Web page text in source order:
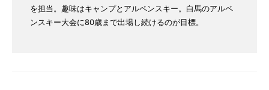
を担当。趣味はキャンプとアルペンスキー。白馬のアルペ
ンスキー大会に80歳まで出場し続けるのが目標。